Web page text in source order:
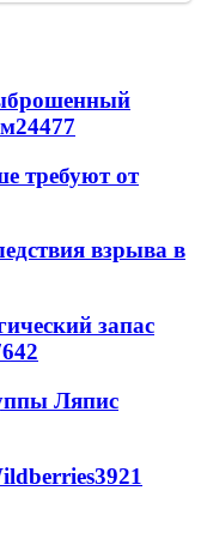
24477
требуют от
взрыва в
запас
Ляпис
3921